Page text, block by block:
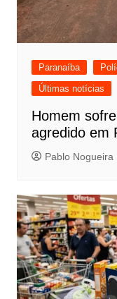
Paranaíba
Últimas notícias
Homem
agredido em
Pablo Nogueira